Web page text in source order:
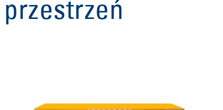
przestrzeń